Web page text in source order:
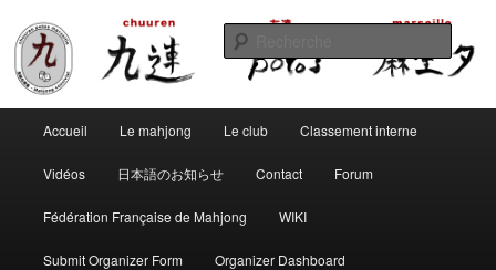
contenu
principalChuuren potos Marseille – Mahjong
convivial
principal
Accueil Le mahjong Le club Classement interne
Vidéos 日本語のお知らせ Contact Forum
Fédération Française de Mahjong WIKI
Submit Organizer Form Organizer Dashboard